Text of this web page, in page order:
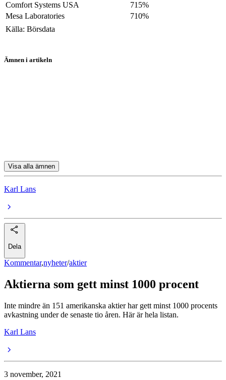
Comfort Systems USA
715%
Mesa Laboratories
710%
Källa: Börsdata
Ämnen i artikeln
Visa alla ämnen
Karl Lans
Dela
Kommentar,nyheter/aktier
Aktierna som gett minst 1000 procent
Inte mindre än 151 amerikanska aktier har gett minst 1000 procents
avkastning under de senaste tio åren. Här är hela listan.
Karl Lans
3 november, 2021